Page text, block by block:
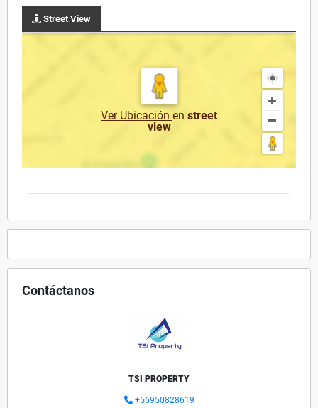
Street View
Ver Ubicación en street
view
Contáctanos
TSI PROPERTY
+56950828619